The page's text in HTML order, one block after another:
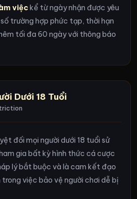
việckể từ ngày nhận được yêu
trường hợp phức tạp, thời hạn
tối đa 60 ngày với thông báo
Dưới 18 Tuổi
đối mọi người dưới 18 tuổi sử
gia bất kỳ hình thức cá cược
lý bắt buộc và là cam kết đạo
việc bảo vệ người chơi dễ bị